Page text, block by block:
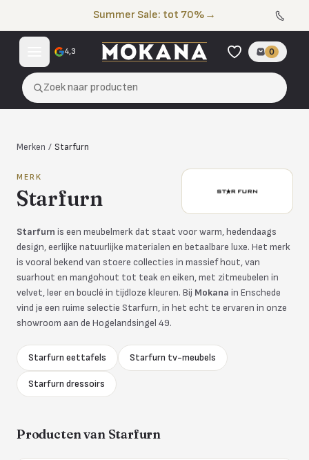
Summer Sale: tot 70% →
4,3 0
Zoek naar producten
Merken / Starfurn
MERK
Starfurn
Starfurn is een meubelmerk dat staat voor warm, hedendaags
design, eerlijke natuurlijke materialen en betaalbare luxe. Het merk
is vooral bekend van stoere collecties in massief hout, van
suarhout en mangohout tot teak en eiken, met zitmeubelen in
velvet, leer en bouclé in tijdloze kleuren. Bij Mokana in Enschede
vind je een ruime selectie Starfurn, in het echt te ervaren in onze
showroom aan de Hogelandsingel 49.
Starfurn eettafels Starfurn tv-meubels
Starfurn dressoirs
Producten van Starfurn